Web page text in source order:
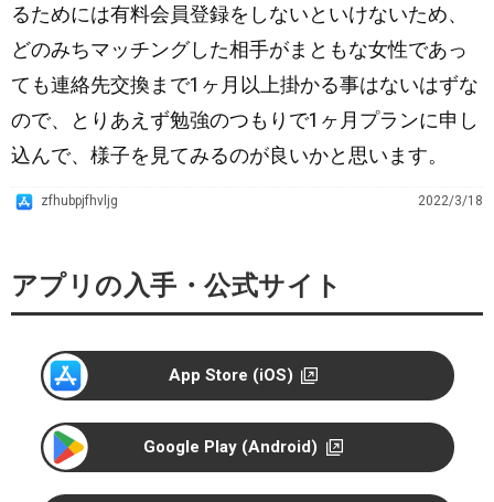
るためには有料会員登録をしないといけないため、
どのみちマッチングした相手がまともな女性であっ
ても連絡先交換まで1ヶ月以上掛かる事はないはずな
ので、とりあえず勉強のつもりで1ヶ月プランに申し
込んで、様子を見てみるのが良いかと思います。
A
S
e
zfhubpjfhvljg 2022/3/18
アプリの入手・公式サイト
App Store (iOS)
Google Play (Android)